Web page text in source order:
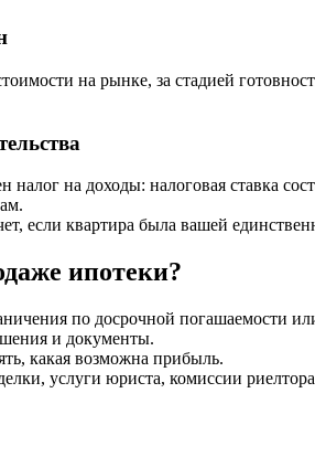
на рынке, за стадией
на доходы: налоговая ставка
если квартира была вашей
ипотеки?
по досрочной погашаемости
и документы.
какая возможна прибыль.
услуги юриста, комиссии